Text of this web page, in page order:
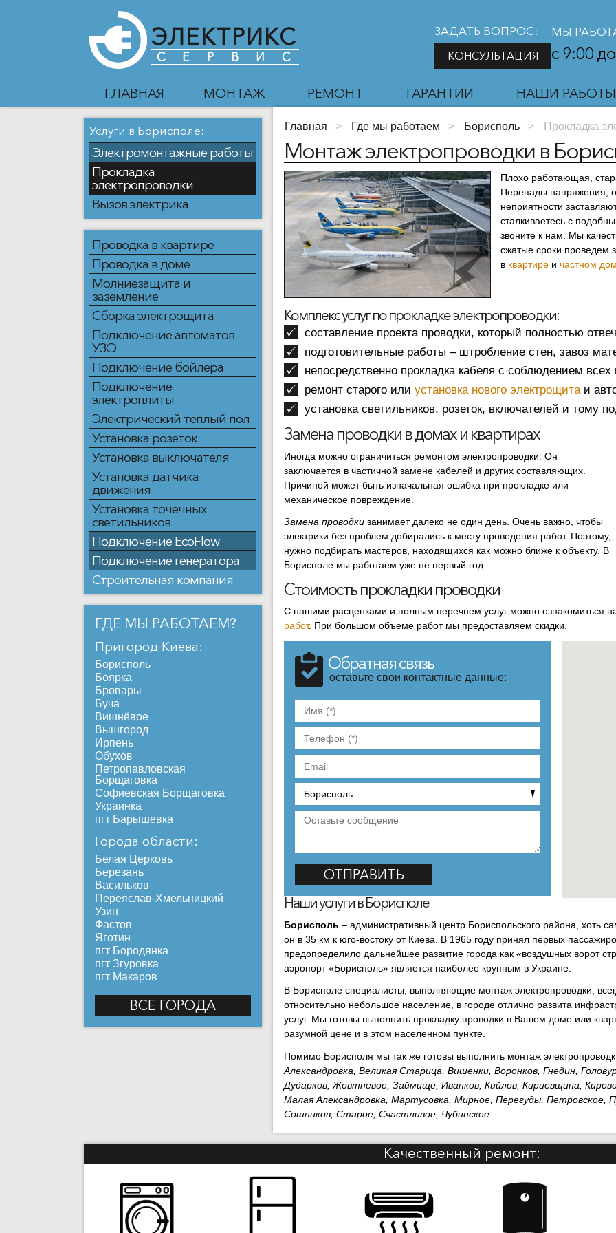
ЭЛЕКТРИКС
СЕРВИС
ЗАДАТЬ ВОПРОС:
КОНСУЛЬТАЦИЯ
МЫ
с 9:00
ГЛАВНАЯ МОНТАЖ РЕМОНТ ГАРАНТИИ НАШИ РАБОТЫ
Главная > Где мы работаем > Борисполь > Прокладка
Услуги в Борисполе:
Электромонтажные работы
Прокладка
электропроводки
Вызов электрика
Проводка в квартире
Проводка в доме
Молниезащита и
заземление
Сборка электрощита
Подключение автоматов
УЗО
Подключение бойлера
Подключение
электроплиты
Электрический теплый пол
Установка розеток
Установка выключателя
Установка датчика
движения
Установка точечных
светильников
Подключение EcoFlow
Подключение генератора
Строительная компания
ГДЕ МЫ РАБОТАЕМ?
Пригород Киева:
Борисполь
Боярка
Бровары
Буча
Вишнёвое
Вышгород
Ирпень
Обухов
Петропавловская
Борщаговка
Софиевская Борщаговка
Украинка
пгт Барышевка
Города области:
Белая Церковь
Березань
Васильков
Переяслав-Хмельницкий
Узин
Фастов
Яготин
пгт Бородянка
пгт Згуровка
пгт Макаров
ВСЕ ГОРОДА
Монтаж электропроводки в
Плохо работающая,
Перепады напряжения,
неприятности
сталкиваетесь с
звоните к нам. Мы
сжатые сроки проведем
в квартире ичастном
Комплекс услуг по прокладке электропроводки:
составление проекта проводки, который полностью
подготовительные работы – штробление стен, завоз
непосредственно прокладка кабеля с соблюдением
ремонт старого или установка нового электрощитаи
установка светильников, розеток, включателей и тому
Замена проводки в домах и квартирах
Иногда можно ограничиться ремонтом электропроводки. Он
заключается в частичной замене кабелей и других составляющих.
Причиной может быть изначальная ошибка при прокладке или
механическое повреждение.
Замена проводки занимает далеко не один день. Очень важно, чтобы
электрики без проблем добирались к месту проведения работ. Поэтому,
нужно подбирать мастеров, находящихся как можно ближе к объекту. В
Борисполе мы работаем уже не первый год.
Стоимость прокладки проводки
С нашими расценками и полным перечнем услуг можно ознакомиться
работ. При большом объеме работ мы предоставляем скидки.
Обратная связь
оставьте свои контактные данные:
Наши услуги в Борисполе
Борисполь – административный центр Бориспольского района, хоть
он в 35 км к юго-востоку от Киева. В 1965 году принял первых
предопределило дальнейшее развитие города как «воздушных ворот
аэропорт «Борисполь» является наиболее крупным в Украине.
В Борисполе специалисты, выполняющие монтаж электропроводки,
относительно небольшое население, в городе отлично развита
услуг. Мы готовы выполнить прокладку проводки в Вашем доме или
разумной цене и в этом населенном пункте.
Помимо Борисполя мы так же готовы выполнить монтаж
Александровка, Великая Старица, Вишенки, Воронков, Гнедин,
Дударков, Жовтневое, Займище, Иванков, Кийлов, Кириевщина,
Малая Александровка, Мартусовка, Мирное, Перегуды, Петровское,
Сошников, Старое, Счастливое, Чубинское
Качественный ремонт: